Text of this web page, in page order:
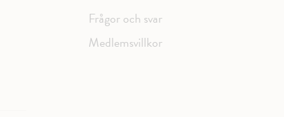
Frågor och svar
Medlemsvillkor